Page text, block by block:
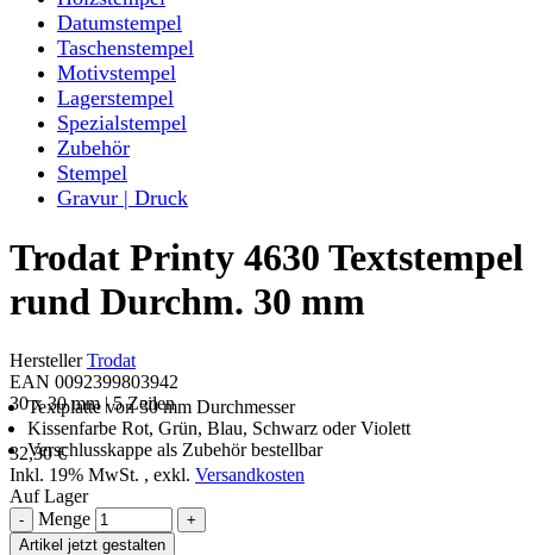
Datumstempel
Taschenstempel
Motivstempel
Lagerstempel
Spezialstempel
Zubehör
Stempel
Gravur | Druck
Trodat Printy 4630 Textstempel
rund Durchm. 30 mm
HerstellerTrodat
EAN 0092399803942
30 x 30 mm | 5 Zeilen
Textplatte von 30 mm Durchmesser
Kissenfarbe Rot, Grün, Blau, Schwarz oder Violett
Verschlusskappe als Zubehör bestellbar
32,30 €
Inkl. 19% MwSt. , exkl. Versandkosten
Auf Lager
- Menge
+
Artikel jetzt gestalten